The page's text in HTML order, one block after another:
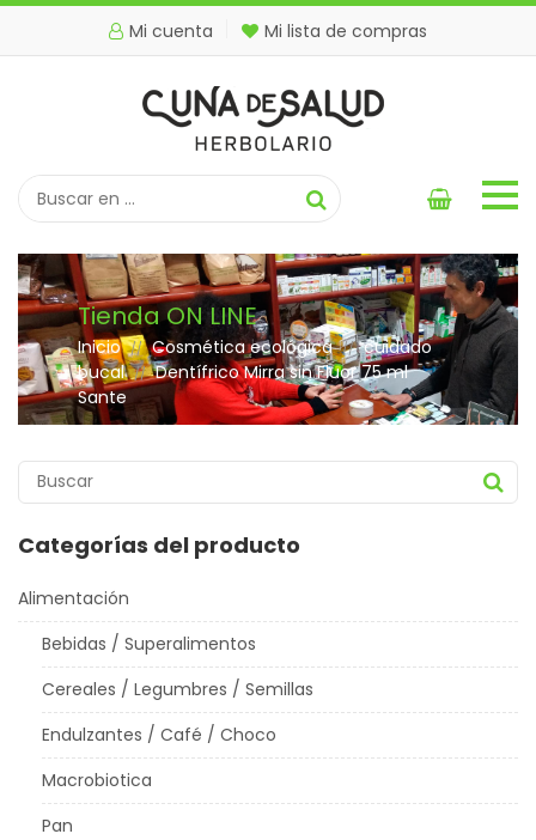
Mi cuenta Mi lista de compras
Tienda ON LINE
Inicio // Cosmética ecológica // cuidado
bucal // Dentífrico Mirra sin Fluor 75 ml
Sante
Categorías del producto
Alimentación
Bebidas / Superalimentos
Cereales / Legumbres / Semillas
Endulzantes / Café / Choco
Macrobiotica
Pan